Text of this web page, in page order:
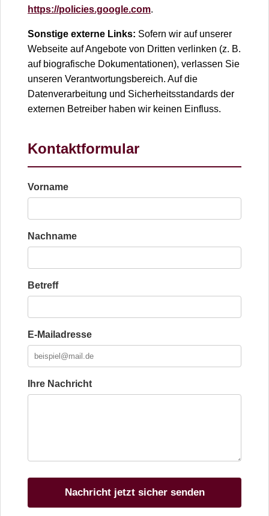
https://policies.google.com.
Sonstige externe Links: Sofern wir auf unserer
Webseite auf Angebote von Dritten verlinken (z. B.
auf biografische Dokumentationen), verlassen Sie
unseren Verantwortungsbereich. Auf die
Datenverarbeitung und Sicherheitsstandards der
externen Betreiber haben wir keinen Einfluss.
Kontaktformular
Vorname
Nachname
Betreff
E-Mailadresse
Ihre Nachricht
Nachricht jetzt sicher senden